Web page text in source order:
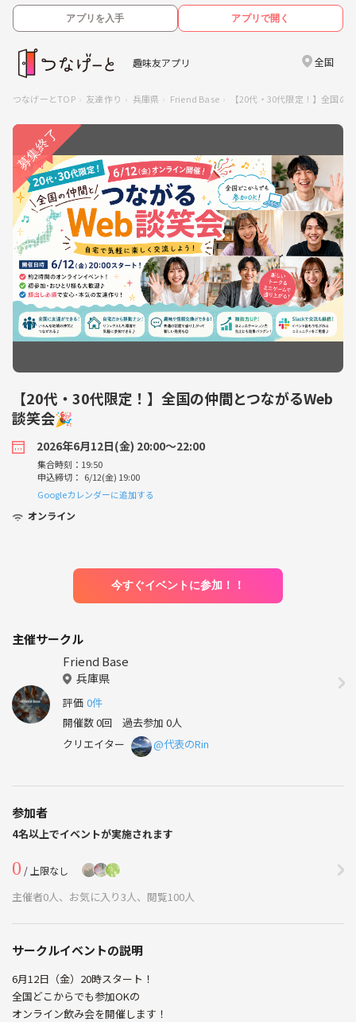
アプリを入手 アプリで開く
趣味友アプリ 全国
つなげーとTOP 友達作り 兵庫県 Friend Base 【20代・30代限定！】全国
【20代・30代限定！】全国の仲間とつながるWeb
談笑会🎉
2026年6月12日(金) 20:00〜22:00
集合時刻：19:50
申込締切： 6/12(金) 19:00
Googleカレンダーに追加する
オンライン
今すぐイベントに参加！！
主催サークル
Friend Base
兵庫県
評価 0件
開催数 0回 過去参加 0人
クリエイター
@代表のRin
参加者
4名以上でイベントが実施されます
0 / 上限なし
主催者0人、お気に入り3人、閲覧100人
サークルイベントの説明
6月12日（金）20時スタート！
全国どこからでも参加OKの
オンライン飲み会を開催します！